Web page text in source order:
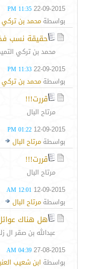
22-09-2015
11:35 PM
بواسطة محمد بن
حقيقة نسب
محمد بن تركي
22-09-2015
11:33 PM
بواسطة محمد بن
قررت!!!
مرتاح البال
12-09-2015
01:22 PM
بواسطة مرتاح البال
قررت!!!
مرتاح البال
12-09-2015
12:01 AM
بواسطة مرتاح البال
هل هناك
عبدالله بن صقر ال
27-08-2015
04:39 AM
بواسطة ابن شعيب